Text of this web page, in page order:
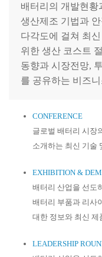
배터리의 개발현황
생산제조 기법과
다각도에 걸쳐 최
위한 생산 코스트
동향과 시장전망,
를 공유하는 비즈
CONFERENCE
글로벌 배터리 시장
소개하는 최신 기술
EXHIBITION &
배터리 산업을 선도
배터리 부품과 리사
대한 정보와 최신 제
LEADERSHIP